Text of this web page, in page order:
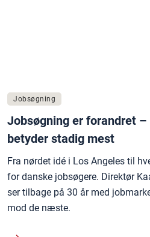
Jobsøgning
Jobsøgning er forandret
betyder stadig mest
Fra nørdet idé i Los Angeles til
for danske jobsøgere. Direktør
ser tilbage på 30 år med
mod de næste.